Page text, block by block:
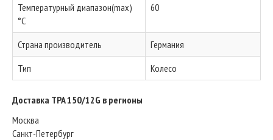
Температурный диапазон(max)
°C
60
Страна производитель
Германия
Тип
Колесо
Доставка TPA 150/12G в регионы
Москва
Санкт-Петербург